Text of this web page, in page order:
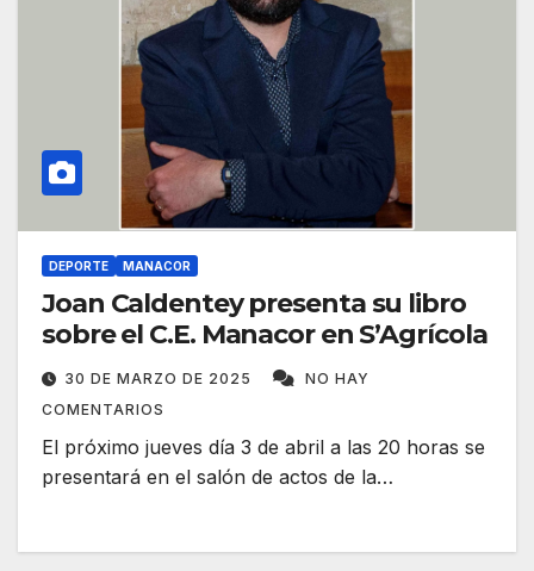
DEPORTE MANACOR
Joan Caldentey presenta su libro
sobre el C.E. Manacor en S’Agrícola
30 DE MARZO DE 2025
NO HAY
COMENTARIOS
El próximo jueves día 3 de abril a las 20 horas se
presentará en el salón de actos de la…